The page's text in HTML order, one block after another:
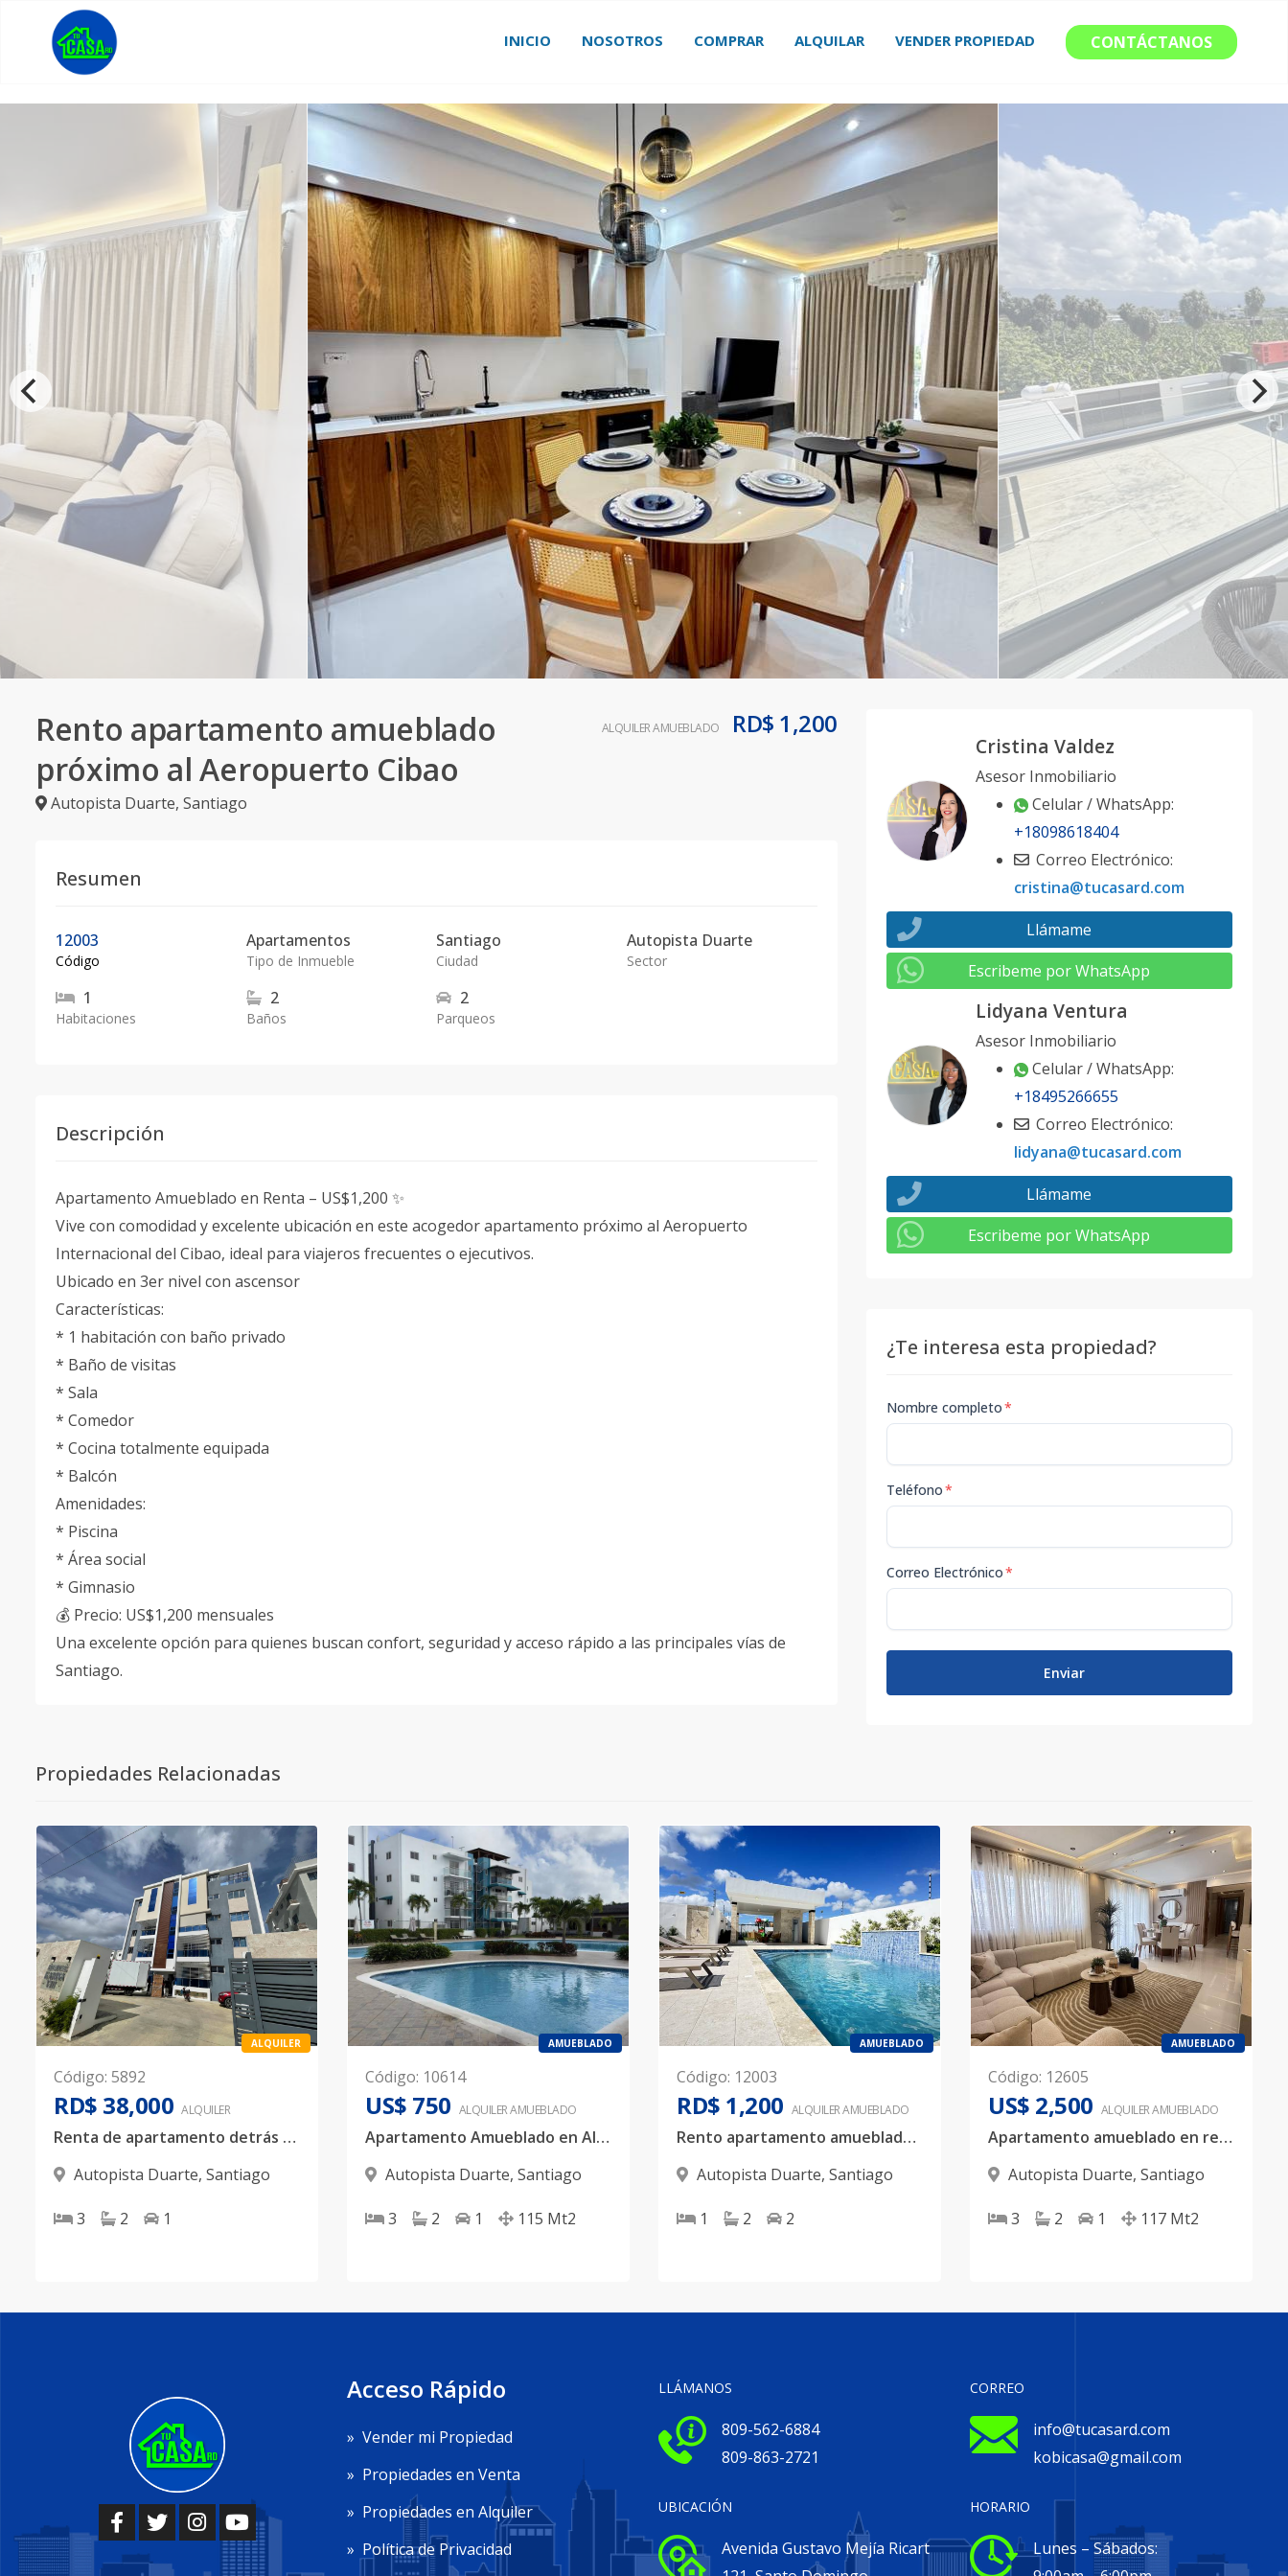
INICIO NOSOTROS COMPRAR ALQUILAR VENDER PROPIEDAD CONTÁCTANOS
Rento apartamento amueblado
próximo al Aeropuerto Cibao
Autopista Duarte, Santiago
ALQUILER AMUEBLADO RD$ 1,200
Resumen
12003
Código
Apartamentos
Tipo de Inmueble
Santiago
Ciudad
Autopista Duarte
Sector
1
Habitaciones
2
Baños
2
Parqueos
Descripción
Apartamento Amueblado en Renta – US$1,200 ✨
Vive con comodidad y excelente ubicación en este acogedor apartamento próximo al Aeropuerto
Internacional del Cibao, ideal para viajeros frecuentes o ejecutivos.
Ubicado en 3er nivel con ascensor
Características:
* 1 habitación con baño privado
* Baño de visitas
* Sala
* Comedor
* Cocina totalmente equipada
* Balcón
Amenidades:
* Piscina
* Área social
* Gimnasio
💰 Precio: US$1,200 mensuales
Una excelente opción para quienes buscan confort, seguridad y acceso rápido a las principales vías de
Santiago.
Cristina Valdez
Asesor Inmobiliario
Celular / WhatsApp:
+18098618404
Correo Electrónico:
cristina@tucasard.com
Llámame
Escribeme por WhatsApp
Lidyana Ventura
Asesor Inmobiliario
Celular / WhatsApp:
+18495266655
Correo Electrónico:
lidyana@tucasard.com
Llámame
Escribeme por WhatsApp
¿Te interesa esta propiedad?
Nombre completo*
Teléfono*
Correo Electrónico*
Enviar
Propiedades Relacionadas
ALQUILER
Código: 5892
RD$ 38,000 ALQUILER
Renta de apartamento detrás del HOMS
Autopista Duarte, Santiago
3 2 1
AMUEBLADO
Código: 10614
US$ 750 ALQUILERAMUEBLADO
Apartamento Amueblado en Alquiler
Autopista Duarte, Santiago
3 2 1 115 Mt2
AMUEBLADO
Código: 12003
RD$ 1,200 ALQUILERAMUEBLADO
Rento apartamento amueblado próximo al Aeropuerto Cibao
Autopista Duarte, Santiago
1 2 2
AMUEBLADO
Código: 12605
US$ 2,500 ALQUILERAMUEBLADO
Apartamento amueblado en renta proximo al Aeropuerto Cibao
Autopista Duarte, Santiago
3 2 1 117 Mt2
Acceso Rápido
» Vender mi Propiedad
» Propiedades en Venta
» Propiedades en Alquiler
» Política de Privacidad
LLÁMANOS
809-562-6884
809-863-2721
UBICACIÓN
Avenida Gustavo Mejía Ricart
CORREO
info@tucasard.com
kobicasa@gmail.com
HORARIO
Lunes – Sábados: